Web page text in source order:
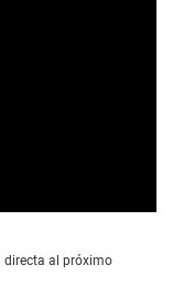
directa al próximo